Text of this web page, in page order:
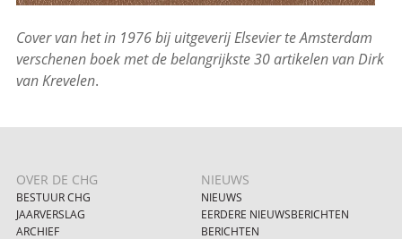
Cover van het in 1976 bij uitgeverij Elsevier te Amsterdam
verschenen boek met de belangrijkste 30 artikelen van Dirk
van Krevelen.
OVER DE CHG
BESTUUR CHG
JAARVERSLAG
ARCHIEF
NIEUWS
NIEUWS
EERDERE NIEUWSBERICHTEN
BERICHTEN